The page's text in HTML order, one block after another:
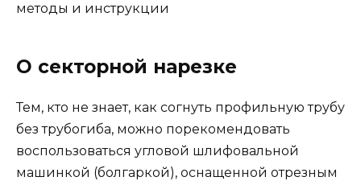
О секторной нарезке
Тем, кто не знает, как согнуть профильную трубу
без трубогиба, можно порекомендовать
воспользоваться угловой шлифовальной
машинкой (болгаркой), оснащенной отрезным